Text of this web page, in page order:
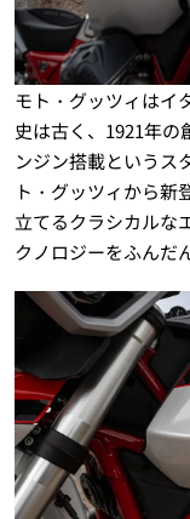
モト・グッツィはイ
史は古く、1921年の
ンジン搭載というス
ト・グッツィから新
立てるクラシカルな
クノロジーをふんだ